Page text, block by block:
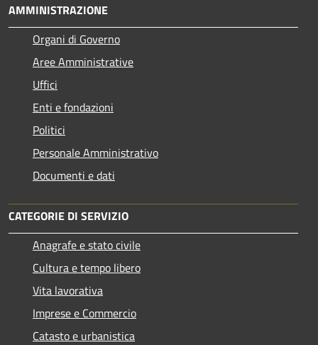
AMMINISTRAZIONE
Organi di Governo
Aree Amministrative
Uffici
Enti e fondazioni
Politici
Personale Amministrativo
Documenti e dati
CATEGORIE DI SERVIZIO
Anagrafe e stato civile
Cultura e tempo libero
Vita lavorativa
Imprese e Commercio
Catasto e urbanistica